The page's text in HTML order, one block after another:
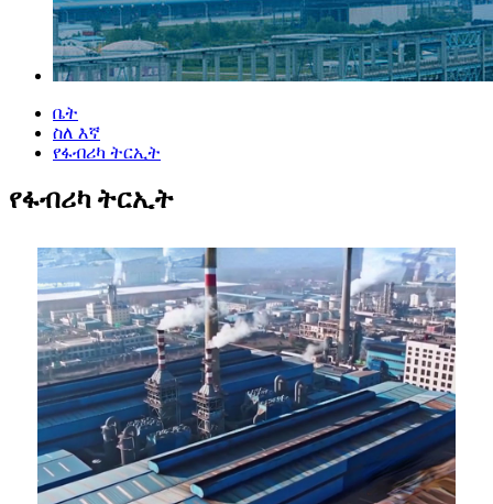
ቤት
ስለ እኛ
የፋብሪካ ትርኢት
የፋብሪካ ትርኢት